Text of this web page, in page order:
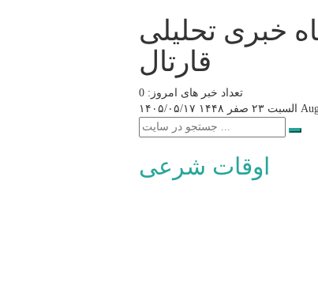
خبری تحلیلی
قارتال
تعداد خبر های امروز: 0
۱۴۰۵/۰۵/۱۷
السبت ۲۳ صفر ۱۴۴۸
اوقات شرعی